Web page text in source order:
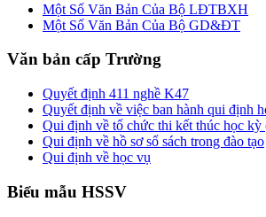
Một Số Văn Bản Của Bộ LĐTBXH
Một Số Văn Bản Của Bộ GD&ĐT
Văn bản cấp Trường
Quyết định 411 nghề K47
Quyết định về việc ban hành qui định
Qui định về tổ chức thi kết thúc học kỳ
Qui định về hồ sơ sổ sách trong đào tạo
Qui định về học vụ
Biểu mẫu HSSV